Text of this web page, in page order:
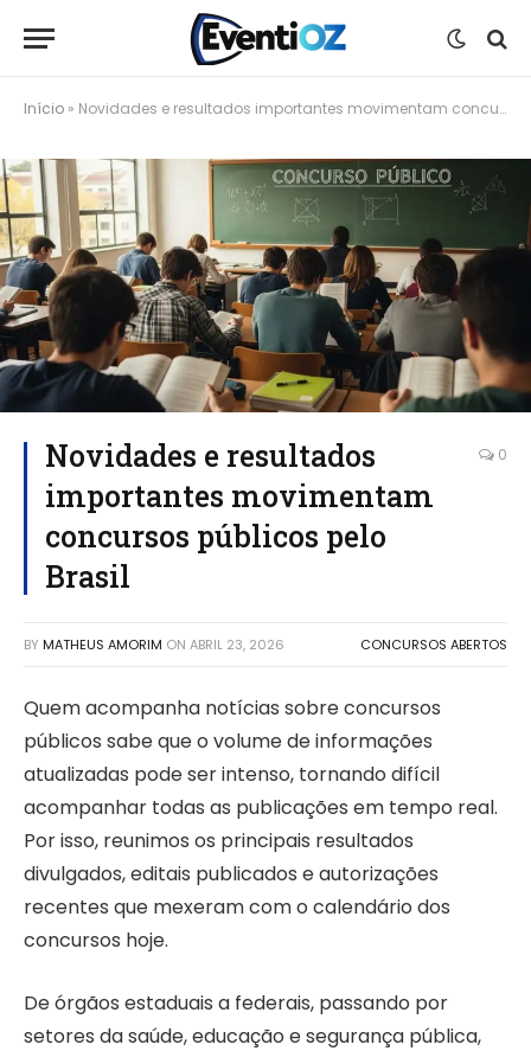
Início » Novidades e resultados importantes movimentam concursos públicos pelo Brasil
Novidades e resultados
importantes movimentam
concursos públicos pelo
Brasil
0
BY MATHEUS AMORIM ON ABRIL 23, 2026 CONCURSOS ABERTOS
Quem acompanha notícias sobre concursos
públicos sabe que o volume de informações
atualizadas pode ser intenso, tornando difícil
acompanhar todas as publicações em tempo real.
Por isso, reunimos os principais resultados
divulgados, editais publicados e autorizações
recentes que mexeram com o calendário dos
concursos hoje.
De órgãos estaduais a federais, passando por
setores da saúde, educação e segurança pública,